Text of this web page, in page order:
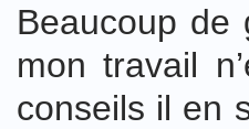
Beaucoup de
mon travail
conseils il en